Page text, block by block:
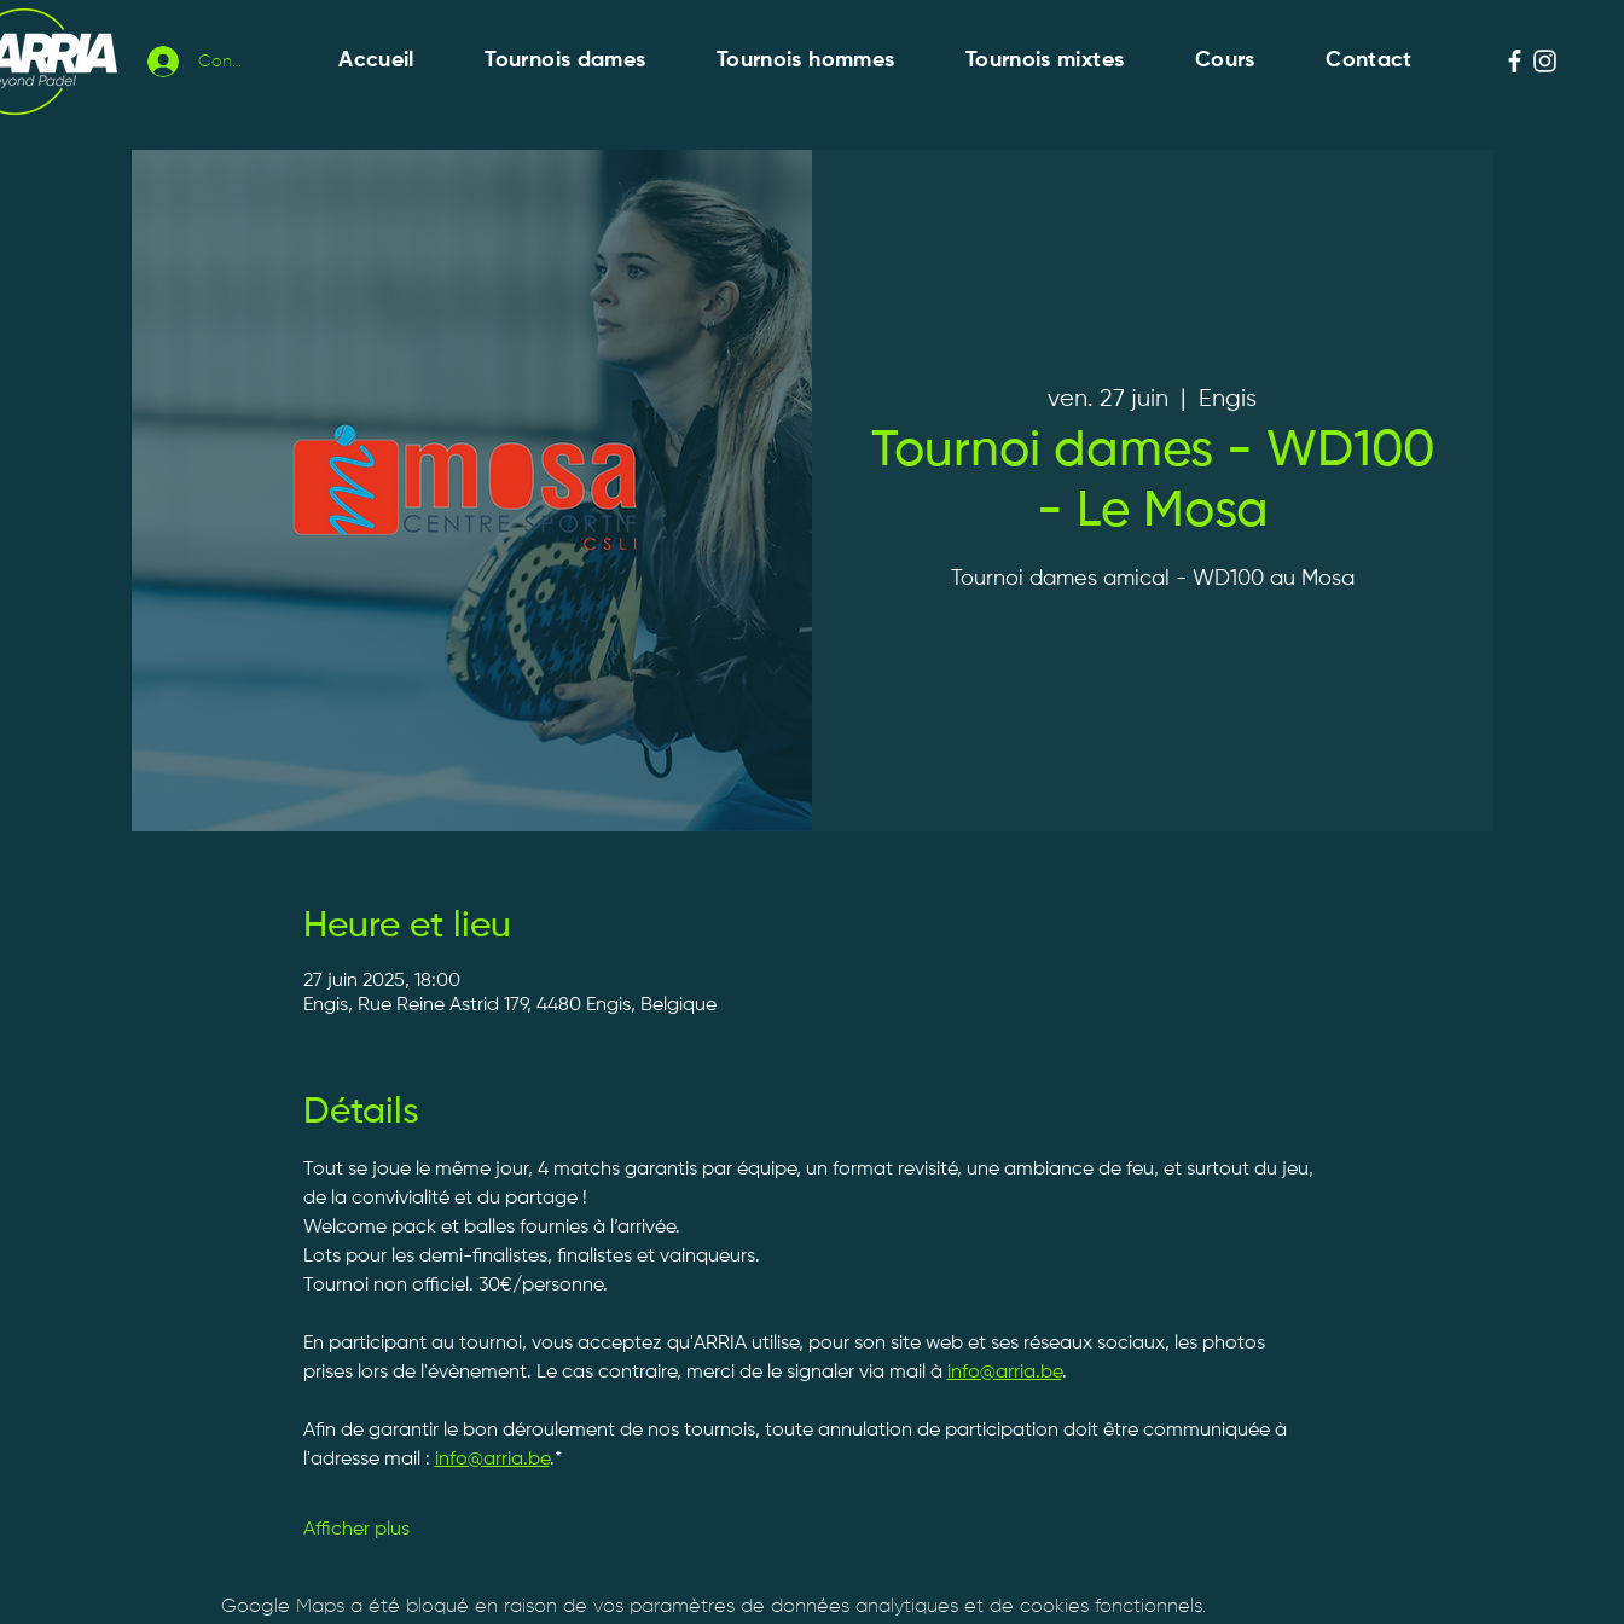
Connexion Accueil Tournois dames Tournois hommes Tournois mixtes Cours Contact
ven. 27 juin Engis
Tournoi dames - WD100
- Le Mosa
Tournoi dames amical - WD100 au Mosa
Heure et lieu
27 juin 2025, 18:00
Engis, Rue Reine Astrid 179, 4480 Engis, Belgique
Détails
Tout se joue le même jour, 4 matchs garantis par équipe, un format revisité, une ambiance de feu, et surtout du jeu,
de la convivialité et du partage !
Welcome pack et balles fournies à l’arrivée.
Lots pour les demi-finalistes, finalistes et vainqueurs.
Tournoi non officiel. 30€/personne.
En participant au tournoi, vous acceptez qu'ARRIA utilise, pour son site web et ses réseaux sociaux, les photos
prises lors de l'évènement. Le cas contraire, merci de le signaler via mail à info@arria.be.
Afin de garantir le bon déroulement de nos tournois, toute annulation de participation doit être communiquée à
l'adresse mail : info@arria.be.*
Afficher plus
Google Maps a été bloqué en raison de vos paramètres de données analytiques et de cookies fonctionnels.